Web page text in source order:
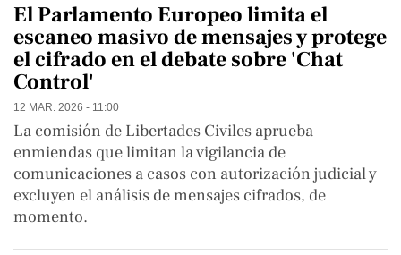
El Parlamento Europeo limita el
escaneo masivo de mensajes y protege
el cifrado en el debate sobre 'Chat
Control'
12 MAR. 2026 - 11:00
La comisión de Libertades Civiles aprueba
enmiendas que limitan la vigilancia de
comunicaciones a casos con autorización judicial y
excluyen el análisis de mensajes cifrados, de
momento.